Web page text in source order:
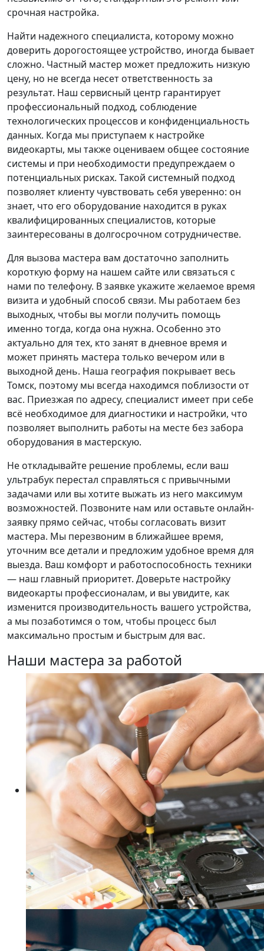
срочная настройка.
Найти надежного специалиста, которому можно
доверить дорогостоящее устройство, иногда бывает
сложно. Частный мастер может предложить низкую
цену, но не всегда несет ответственность за
результат. Наш сервисный центр гарантирует
профессиональный подход, соблюдение
технологических процессов и конфиденциальность
данных. Когда мы приступаем к настройке
видеокарты, мы также оцениваем общее состояние
системы и при необходимости предупреждаем о
потенциальных рисках. Такой системный подход
позволяет клиенту чувствовать себя уверенно: он
знает, что его оборудование находится в руках
квалифицированных специалистов, которые
заинтересованы в долгосрочном сотрудничестве.
Для вызова мастера вам достаточно заполнить
короткую форму на нашем сайте или связаться с
нами по телефону. В заявке укажите желаемое время
визита и удобный способ связи. Мы работаем без
выходных, чтобы вы могли получить помощь
именно тогда, когда она нужна. Особенно это
актуально для тех, кто занят в дневное время и
может принять мастера только вечером или в
выходной день. Наша география покрывает весь
Томск, поэтому мы всегда находимся поблизости от
вас. Приезжая по адресу, специалист имеет при себе
всё необходимое для диагностики и настройки, что
позволяет выполнить работы на месте без забора
оборудования в мастерскую.
Не откладывайте решение проблемы, если ваш
ультрабук перестал справляться с привычными
задачами или вы хотите выжать из него максимум
возможностей. Позвоните нам или оставьте онлайн-
заявку прямо сейчас, чтобы согласовать визит
мастера. Мы перезвоним в ближайшее время,
уточним все детали и предложим удобное время для
выезда. Ваш комфорт и работоспособность техники
— наш главный приоритет. Доверьте настройку
видеокарты профессионалам, и вы увидите, как
изменится производительность вашего устройства,
а мы позаботимся о том, чтобы процесс был
максимально простым и быстрым для вас.
Наши мастера за работой